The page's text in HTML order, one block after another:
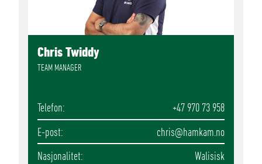
Chris Twiddy
TEAM MANAGER
Telefon
+47 970 73 958
E-post
chris@hamkam.no
Nasjonalitet
Walisisk